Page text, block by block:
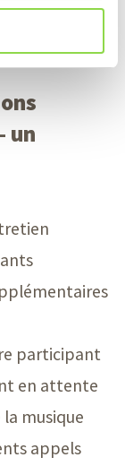
un
participant
en attente
musique
appels